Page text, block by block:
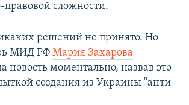
сложности.
решений не принято. Но
МИД РФ Мария Захарова
новость моментально, назвав это
создания из Украины "анти-